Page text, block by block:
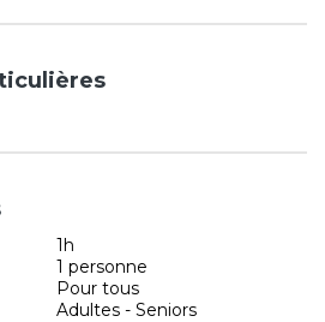
1h
1 personne
Pour tous
Adultes - Seniors